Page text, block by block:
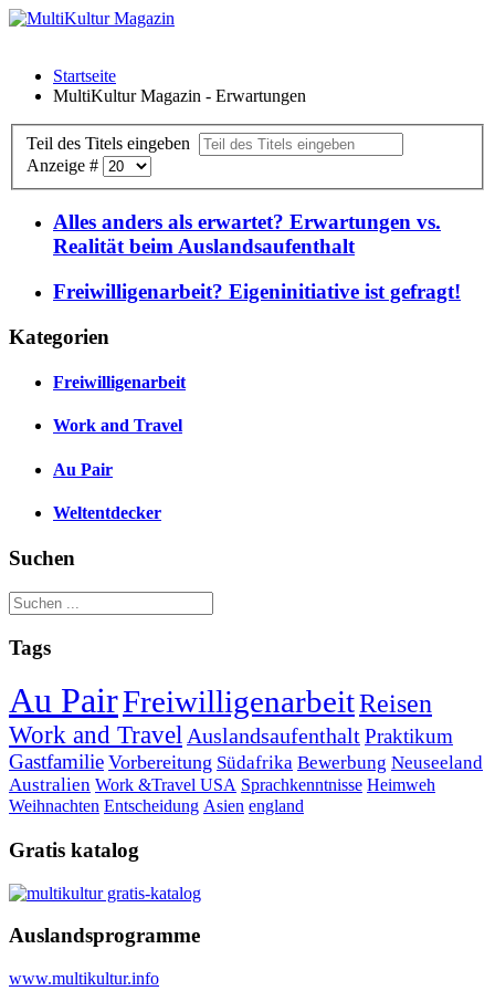
Startseite
MultiKultur Magazin - Erwartungen
Teil des Titels eingeben
Anzeige #
Alles anders als erwartet? Erwartungen vs.
Realität beim Auslandsaufenthalt
Freiwilligenarbeit? Eigeninitiative ist gefragt!
Kategorien
Freiwilligenarbeit
Work and Travel
Au Pair
Weltentdecker
Suchen
Tags
Au PairFreiwilligenarbeitReisen
Work and Travel AuslandsaufenthaltPraktikum
Gastfamilie Vorbereitung Südafrika Bewerbung Neuseeland
Australien Work &Travel USA Sprachkenntnisse Heimweh
Weihnachten Entscheidung Asien england
Gratis katalog
Auslandsprogramme
www.multikultur.info